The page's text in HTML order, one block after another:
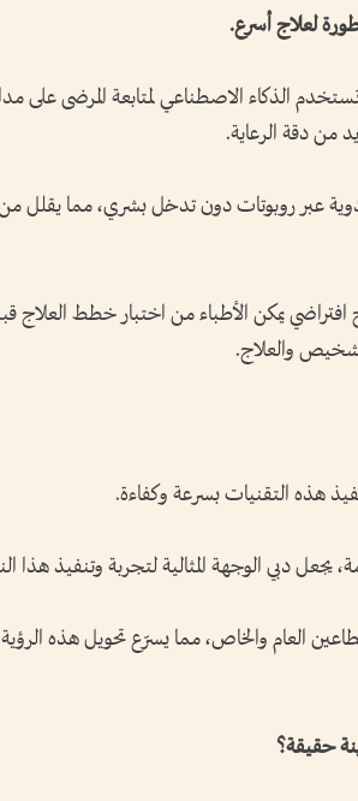
الذكاء الاصطناعي لمتابعة المرضى على
من دقة الرعاية.
عبر روبوتات دون تدخل بشري، مما يقلل
افتراضي يمكن الأطباء من اختبار خطط العلاج
والعلاج.
هذه التقنيات بسرعة وكفاءة.
يجعل دبي الوجهة المثالية لتجربة وتنفيذ هذا
العام والخاص، مما يسرّع تحويل هذه
حقيقة؟